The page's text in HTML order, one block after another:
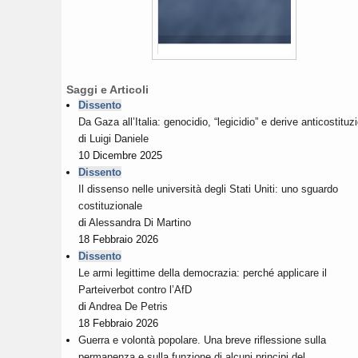
Saggi e Articoli
Dissento
Da Gaza all’Italia: genocidio, “legicidio” e derive
di
Luigi Daniele
10 Dicembre 2025
Dissento
Il dissenso nelle università degli Stati Uniti: uno sguardo
costituzionale
di Alessandra Di Martino
18 Febbraio 2026
Dissento
Le armi legittime della democrazia: perché applicare il
Parteiverbot contro l’AfD
di Andrea De Petris
18 Febbraio 2026
Guerra e volontà popolare. Una breve riflessione sulla